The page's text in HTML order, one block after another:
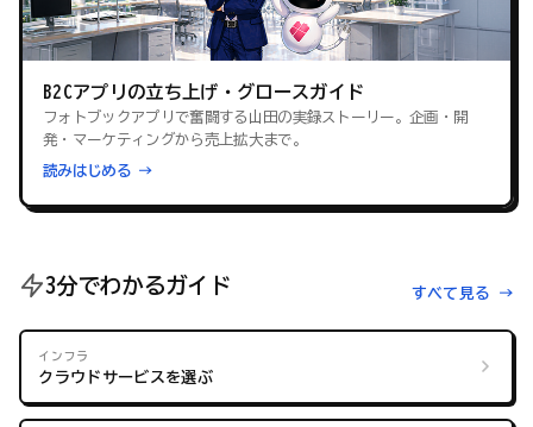
B2Cアプリの立ち上げ・グロースガイド
フォトブックアプリで奮闘する山田の実録ストーリー。企画・開
発・マーケティングから売上拡大まで。
読みはじめる →
3分でわかるガイド すべて見る →
インフラ
クラウドサービスを選ぶ